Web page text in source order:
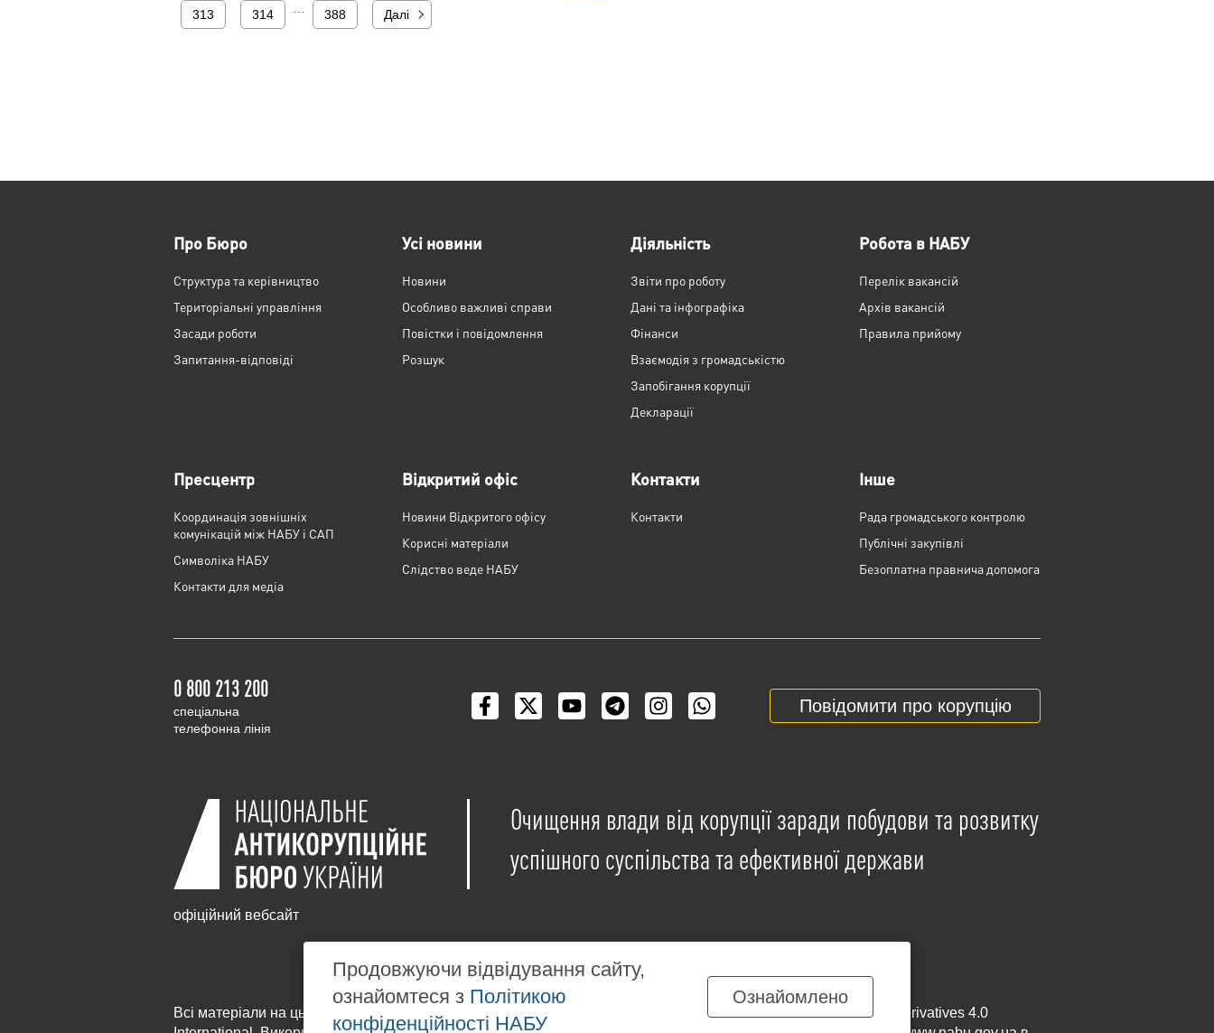
313 314 388 Далі
Про Бюро
Структура та керівництво
Територіальні управління
Засади роботи
Запитання-відповіді
Усі новини
Новини
Особливо важливі справи
Повістки і повідомлення
Розшук
Діяльність
Звіти про роботу
Дані та інфографіка
Фінанси
Взаємодія з громадськістю
Запобігання корупції
Декларації
Робота в НАБУ
Перелік вакансій
Архів вакансій
Правила прийому
Пресцентр
Координація зовнішніх
комунікацій між НАБУ і САП
Cимволіка НАБУ
Контакти для медіа
Відкритий офіс
Новини Відкритого офісу
Корисні матеріали
Слідство веде НАБУ
Контакти
Контакти
Інше
Рада громадського контролю
Публічні закупівлі
Безоплатна правнича допомога
0 800 213 200
cпеціальна
телефонна лінія
Повідомити про корупцію
офіційний вебсайт
Очищення влади від корупції заради побудови та розвитку
успішного суспільства та ефективної держави
Всі матеріали на цьому сайті розміщені на умовах ліцензії
Creative Commons Attribution-NonCommercial-NoDerivatives 4.0
Продовжуючи відвідування сайту,
ознайомтеся з Політикою
конфіденційності НАБУ
Ознайомлено